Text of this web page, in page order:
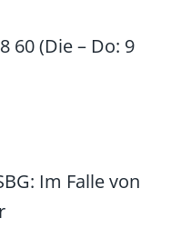
60 (Die – Do: 9
Im Falle von